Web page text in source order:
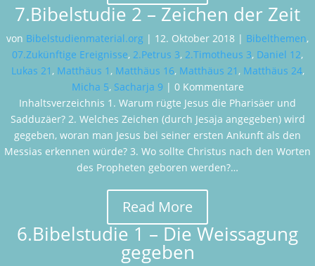
7.Bibelstudie 2 – Zeichen der Zeit
von Bibelstudienmaterial.org | 12. Oktober 2018 | Bibelthemen,
07.Zukünftige Ereignisse, 2.Petrus 3, 2.Timotheus 3, Daniel 12,
Lukas 21 , Matthäus 1 , Matthäus 16, Matthäus 21 , Matthäus 24,
Micha 5, Sacharja 9 | 0 Kommentare
Inhaltsverzeichnis 1. Warum rügte Jesus die Pharisäer und
Sadduzäer? 2. Welches Zeichen (durch Jesaja angegeben) wird
gegeben, woran man Jesus bei seiner ersten Ankunft als den
Messias erkennen würde? 3. Wo sollte Christus nach den Worten
des Propheten geboren werden?…
Read More
6.Bibelstudie 1 – Die Weissagung
gegeben